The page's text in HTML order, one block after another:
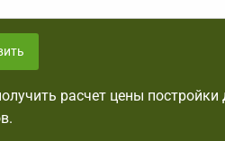
расчет цены